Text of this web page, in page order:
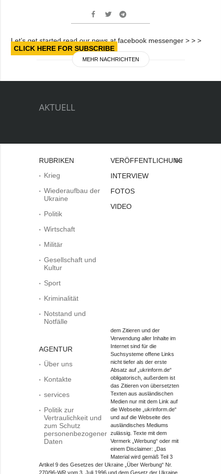
Let’s get started read our news at facebook messenger > > >
CLICK HERE FOR SUBSCRIBE
MEHR NACHRICHTEN
AKTUELL
RUBRIKEN
Krieg
Wiederaufbau der
Ukraine
Politik
Wirtschaft
Militär
Gesellschaft und
Kultur
Sport
Kriminalität
Notstand und
Notfälle
AGENTUR
Über uns
Kontakte
services
Politik zur
Vertraulichkeit und
zum Schutz
personenbezogener
Daten
VERÖFFENTLICHUNGEN
INTERVIEW
FOTOS
VIDEO
Bei
dem Zitieren und der
Verwendung aller Inhalte im
Internet sind für die
Suchsysteme offene Links
nicht tiefer als der erste
Absatz auf „ukrinform.de“
obligatorisch, außerdem ist
das Zitieren von übersetzten
Texten aus ausländischen
Medien nur mit dem Link auf
die Webseite „ukrinform.de“
und auf die Webseite des
ausländisches Mediums
zulässig. Texte mit dem
Vermerk „Werbung“ oder mit
einem Disclaimer: „Das
Material wird gemäß Teil 3
Artikel 9 des Gesetzes der Ukraine „Über Werbung“ Nr.
270/96-WR vom 3. Juli 1996 und dem Gesetz der Ukraine